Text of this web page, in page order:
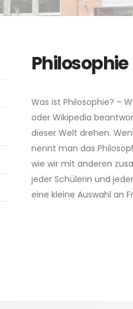
Philosophie
Was ist Philosophie? –
oder Wikipedia
dieser Welt drehen.
nennt man das
wie wir mit anderen
jeder Schülerin und
eine kleine Auswahl an